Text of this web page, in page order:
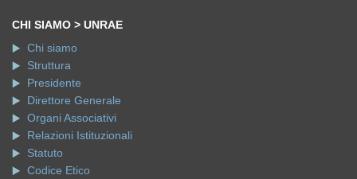
CHI SIAMO > UNRAE
Chi siamo
Struttura
Presidente
Direttore Generale
Organi Associativi
Relazioni Istituzionali
Statuto
Codice Etico